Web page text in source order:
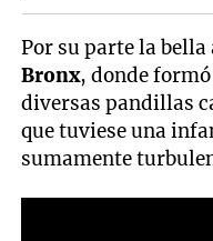
Por su parte la
Bronx, donde
diversas pandillas
que tuviese una
sumamente